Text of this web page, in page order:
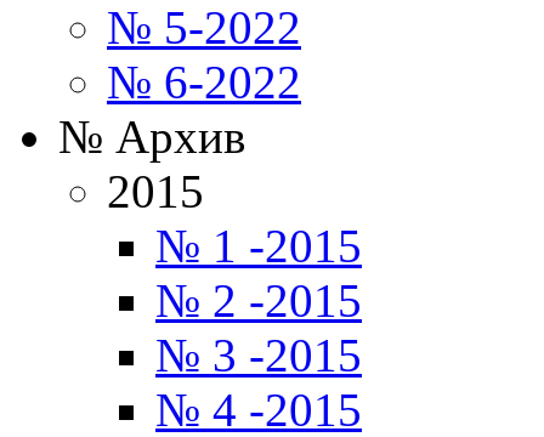
№ 5-2022
№ 6-2022
№ Архив
2015
№ 1 -2015
№ 2 -2015
№ 3 -2015
№ 4 -2015